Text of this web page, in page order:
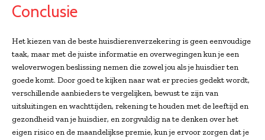
Conclusie
Het kiezen van de beste huisdierenverzekering is geen eenvoudige
taak, maar met de juiste informatie en overwegingen kun je een
weloverwogen beslissing nemen die zowel jou als je huisdier ten
goede komt. Door goed te kijken naar wat er precies gedekt wordt,
verschillende aanbieders te vergelijken, bewust te zijn van
uitsluitingen en wachttijden, rekening te houden met de leeftijd en
gezondheid van je huisdier, en zorgvuldig na te denken over het
eigen risico en de maandelijkse premie, kun je ervoor zorgen dat je